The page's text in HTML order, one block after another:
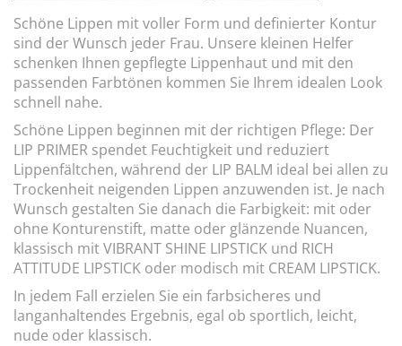
Schöne Lippen mit voller Form und definierter Kontur
sind der Wunsch jeder Frau. Unsere kleinen Helfer
schenken Ihnen gepflegte Lippenhaut und mit den
passenden Farbtönen kommen Sie Ihrem idealen Look
schnell nahe.
Schöne Lippen beginnen mit der richtigen Pflege: Der
LIP PRIMER spendet Feuchtigkeit und reduziert
Lippenfältchen, während der LIP BALM ideal bei allen zu
Trockenheit neigenden Lippen anzuwenden ist. Je nach
Wunsch gestalten Sie danach die Farbigkeit: mit oder
ohne Konturenstift, matte oder glänzende Nuancen,
klassisch mit VIBRANT SHINE LIPSTICK und RICH
ATTITUDE LIPSTICK oder modisch mit CREAM LIPSTICK.
In jedem Fall erzielen Sie ein farbsicheres und
langanhaltendes Ergebnis, egal ob sportlich, leicht,
nude oder klassisch.